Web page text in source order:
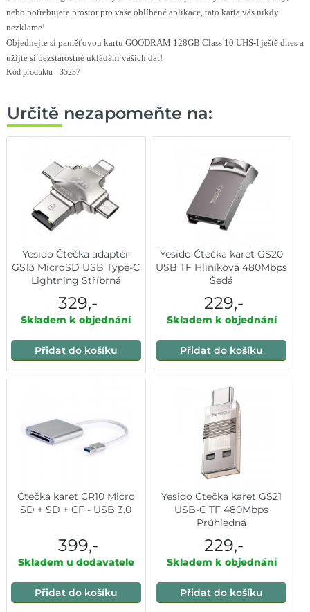
nebo potřebujete prostor pro vaše oblíbené aplikace, tato karta vás nikdy
nezklame!
Objednejte si paměťovou kartu GOODRAM 128GB Class 10 UHS-I ještě dnes a
užijte si bezstarostné ukládání vašich dat!
Kód produktu 35237
Určitě nezapomeňte na:
Yesido Čtečka adaptér
GS13 MicroSD USB Type-C
Lightning Stříbrná
329,-
Skladem k objednání
Přidat do košíku
Yesido Čtečka karet GS20
USB TF Hliníková 480Mbps
Šedá
229,-
Skladem k objednání
Přidat do košíku
Čtečka karet CR10 Micro
SD + SD + CF - USB 3.0
399,-
Skladem u dodavatele
Přidat do košíku
Yesido Čtečka karet GS21
USB-C TF 480Mbps
Průhledná
229,-
Skladem k objednání
Přidat do košíku